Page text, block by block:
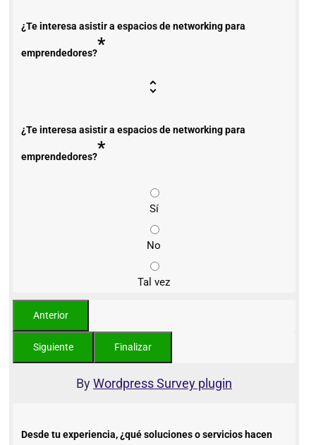
¿Te interesa asistir a espacios de networking para
emprendedores?*
¿Te interesa asistir a espacios de networking para
emprendedores?*
Sí
No
Tal vez
ByWordpress Survey plugin
Desde tu experiencia, ¿qué soluciones o servicios hacen